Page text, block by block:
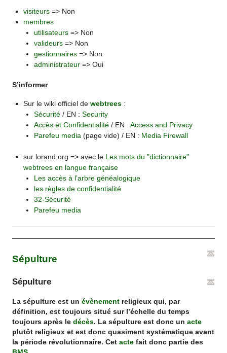
visiteurs=> Non
membres
utilisateurs => Non
valideurs => Non
gestionnaires => Non
administrateur => Oui
S’informer
Sur le wiki officiel de webtrees:
Sécurité / EN :Security
Accès et Confidentialité / EN :Access and Privacy
Parefeu media (page vide) / EN : Media Firewall
sur lorand.org => avec le Les mots du "dictionnaire"
webtrees en langue française
Les accès à l’arbre généalogique
les règles de confidentialité
32-Sécurité
Parefeu media
Sépulture
Sépulture
La sépulture est unévènement religieux qui, par
définition, est toujours situé sur l’échelle du temps
toujours après ledécès. La sépulture est donc unacte
plutôt religieux et est donc quasiment systématique avant
la période révolutionnaire. Cetacte fait donc partie des